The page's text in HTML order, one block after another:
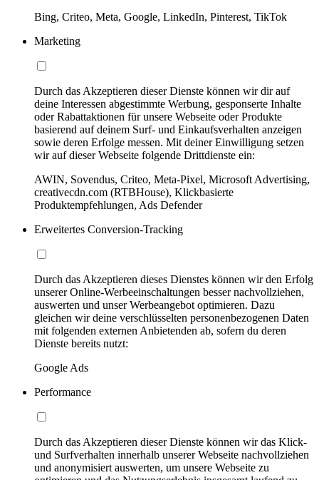
Bing, Criteo, Meta, Google, LinkedIn, Pinterest, TikTok
Marketing
Durch das Akzeptieren dieser Dienste können wir dir auf
deine Interessen abgestimmte Werbung, gesponserte Inhalte
oder Rabattaktionen für unsere Webseite oder Produkte
basierend auf deinem Surf- und Einkaufsverhalten anzeigen
sowie deren Erfolge messen. Mit deiner Einwilligung setzen
wir auf dieser Webseite folgende Drittdienste ein:
AWIN, Sovendus, Criteo, Meta-Pixel, Microsoft Advertising,
creativecdn.com (RTBHouse), Klickbasierte
Produktempfehlungen, Ads Defender
Erweitertes Conversion-Tracking
Durch das Akzeptieren dieses Dienstes können wir den Erfolg
unserer Online-Werbeeinschaltungen besser nachvollziehen,
auswerten und unser Werbeangebot optimieren. Dazu
gleichen wir deine verschlüsselten personenbezogenen Daten
mit folgenden externen Anbietenden ab, sofern du deren
Dienste bereits nutzt:
Google Ads
Performance
Durch das Akzeptieren dieser Dienste können wir das Klick-
und Surfverhalten innerhalb unserer Webseite nachvollziehen
und anonymisiert auswerten, um unsere Webseite zu